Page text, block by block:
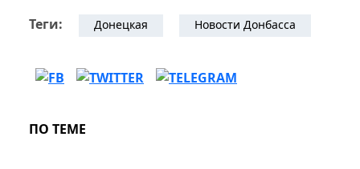
Теги: Донецкая Новости Донбасса
ПО ТЕМЕ